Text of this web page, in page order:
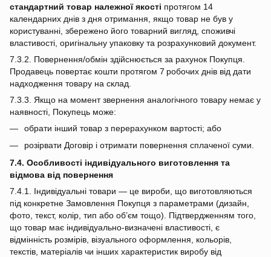
стандартний товар належної якості протягом 14
календарних днів з дня отримання, якщо товар не був у
користуванні, збережено його товарний вигляд, споживчі
властивості, оригінальну упаковку та розрахунковий документ.
7.3.2. Повернення/обмін здійснюється за рахунок Покупця.
Продавець повертає кошти протягом 7 робочих днів від дати
надходження товару на склад.
7.3.3. Якщо на момент звернення аналогічного товару немає у
наявності, Покупець може:
обрати інший товар з перерахунком вартості; або
розірвати Договір і отримати повернення сплаченої суми.
7.4. Особливості індивідуального виготовлення та
відмова від повернення
7.4.1. Індивідуальні товари — це вироби, що виготовляються
під конкретне Замовлення Покупця з параметрами (дизайн,
фото, текст, колір, тип або об’єм тощо). Підтвердженням того,
що товар має індивідуально‑визначені властивості, є
відмінність розмірів, візуального оформлення, кольорів,
текстів, матеріалів чи інших характеристик виробу від